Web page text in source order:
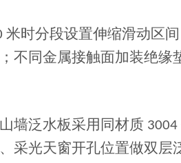
米时分段设置伸缩滑动区
不同金属接触面加装绝缘
墙泛水板采用同材质 3004
采光天窗开孔位置做双层